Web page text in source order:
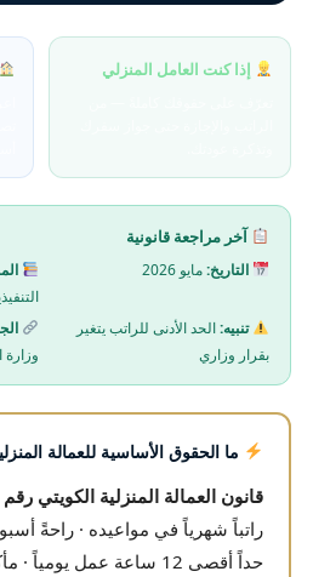
إذا كنت العامل المنزلي
آخر مراجعة قانونية
التاريخ:مايو 2026
تنبيه:الحد الأدنى للراتب يتغير
بقرار وزاري
وزارة
ما الحقوق الأساسية للعمالة المنزلية
قانون العمالة المنزلية الكويتي رقم 68 لسنة 2015
راتباً شهرياً في مواعيده · راحةً
حداً أقصى 12 ساعة عمل